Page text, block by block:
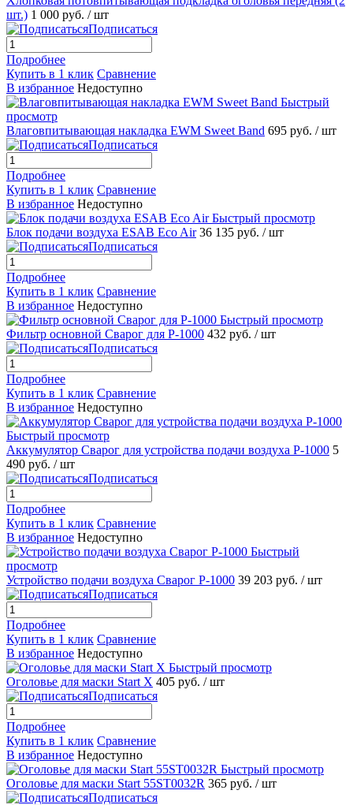
шт.) 1 000 руб. / шт
Подписаться
Подробнее
Купить в 1 клик Сравнение
В избранное Недоступно
Быстрый
просмотр
Влаговпитывающая накладка EWM Sweet Band 695 руб. / шт
Подписаться
Подробнее
Купить в 1 клик Сравнение
В избранное Недоступно
Быстрый просмотр
Блок подачи воздуха ESAB Eco Air 36 135 руб. / шт
Подписаться
Подробнее
Купить в 1 клик Сравнение
В избранное Недоступно
Быстрый просмотр
Фильтр основной Сварог для P-1000 432 руб. / шт
Подписаться
Подробнее
Купить в 1 клик Сравнение
В избранное Недоступно
Быстрый просмотр
Аккумулятор Сварог для устройства подачи воздуха P-1000 5
490 руб. / шт
Подписаться
Подробнее
Купить в 1 клик Сравнение
В избранное Недоступно
Быстрый
просмотр
Устройство подачи воздуха Сварог Р-1000 39 203 руб. / шт
Подписаться
Подробнее
Купить в 1 клик Сравнение
В избранное Недоступно
Быстрый просмотр
Оголовье для маски Start X 405 руб. / шт
Подписаться
Подробнее
Купить в 1 клик Сравнение
В избранное Недоступно
Быстрый просмотр
Оголовье для маски Start 55ST0032R 365 руб. / шт
Подписаться